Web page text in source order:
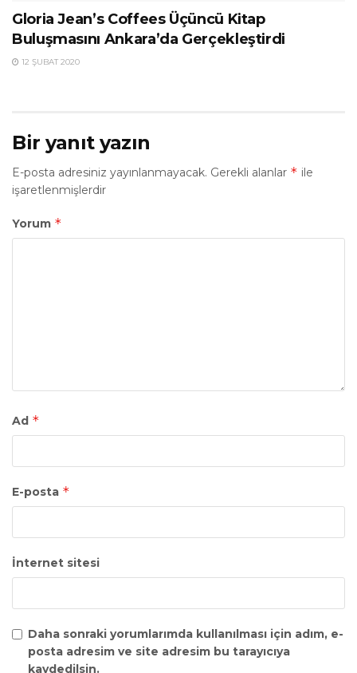
Gloria Jean’s Coffees Üçüncü Kitap
Buluşmasını Ankara’da Gerçekleştirdi
12 ŞUBAT 2020
Bir yanıt yazın
E-posta adresiniz yayınlanmayacak. Gerekli alanlar * ile
işaretlenmişlerdir
Yorum *
Ad *
E-posta *
İnternet sitesi
Daha sonraki yorumlarımda kullanılması için adım, e-
posta adresim ve site adresim bu tarayıcıya
kaydedilsin.